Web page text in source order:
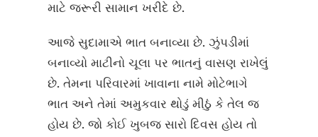
માટે જરૂરી સામાન ખરીદે છે.
આજે સુદામાએ ભાત બનાવ્યા છે. ઝુંપડીમાં
બનાવ્યો માટીનો ચૂલા પર ભાતનું વાસણ રાખેલું
છે. તેમના પરિવારમાં ખાવાના નામે મોટેભાગે
ભાત અને તેમાં અમુકવાર થોડું મીઠું કે તેલ જ
હોય છે. જો કોઈ ખુબજ સારો દિવસ હોય તો